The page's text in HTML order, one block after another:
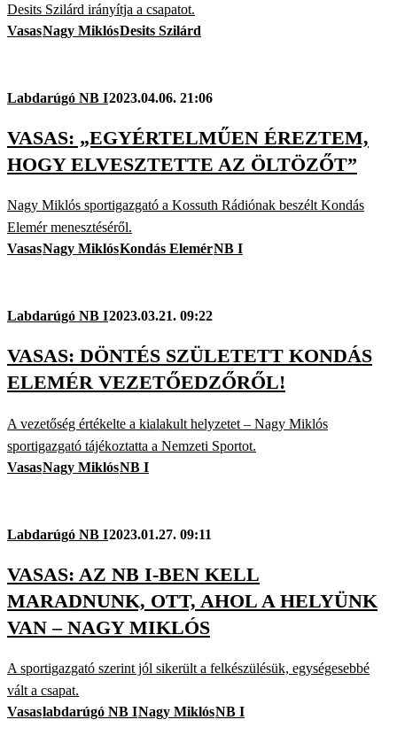
Desits Szilárd irányítja a csapatot.
VasasNagy MiklósDesits Szilárd
Labdarúgó NB I2023.04.06. 21:06
VASAS: „EGYÉRTELMŰEN ÉREZTEM,
HOGY ELVESZTETTE AZ ÖLTÖZŐT”
Nagy Miklós sportigazgató a Kossuth Rádiónak beszélt Kondás
Elemér menesztéséről.
VasasNagy MiklósKondás ElemérNB I
Labdarúgó NB I2023.03.21. 09:22
VASAS: DÖNTÉS SZÜLETETT KONDÁS
ELEMÉR VEZETŐEDZŐRŐL!
A vezetőség értékelte a kialakult helyzetet – Nagy Miklós
sportigazgató tájékoztatta a Nemzeti Sportot.
VasasNagy MiklósNB I
Labdarúgó NB I2023.01.27. 09:11
VASAS: AZ NB I-BEN KELL
MARADNUNK, OTT, AHOL A HELYÜNK
VAN – NAGY MIKLÓS
A sportigazgató szerint jól sikerült a felkészülésük, egységesebbé
vált a csapat.
Vasaslabdarúgó NB INagy MiklósNB I